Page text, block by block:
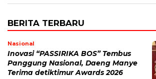
BERITA TERBARU
Nasional
Inovasi “PASSIRIKA BOS” Tembus
Panggung Nasional, Daeng Manye
Terima detiktimur Awards 2026